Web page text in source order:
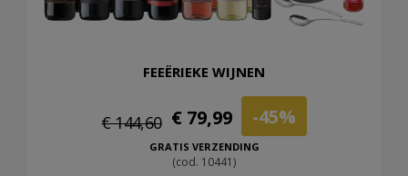
FEEËRIEKE WIJNEN
€ 144,60 € 79,99 -45%
GRATIS VERZENDING
(cod. 10441)